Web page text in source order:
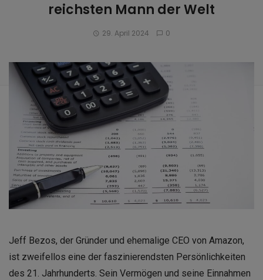
reichsten Mann der Welt
29. April 2024 0
Jeff Bezos, der Gründer und ehemalige CEO von Amazon,
ist zweifellos eine der faszinierendsten Persönlichkeiten
des 21. Jahrhunderts. Sein Vermögen und seine Einnahmen